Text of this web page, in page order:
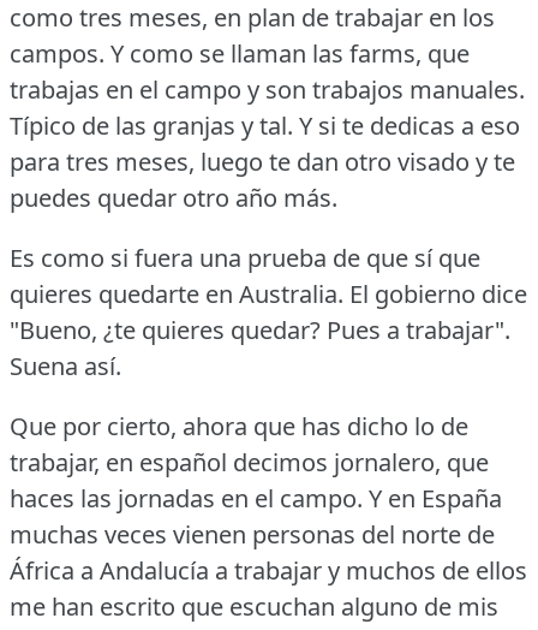
como tres meses, en plan de trabajar en los
campos. Y como se llaman las farms, que
trabajas en el campo y son trabajos manuales.
Típico de las granjas y tal. Y si te dedicas a eso
para tres meses, luego te dan otro visado y te
puedes quedar otro año más.
Es como si fuera una prueba de que sí que
quieres quedarte en Australia. El gobierno dice
"Bueno, ¿te quieres quedar? Pues a trabajar".
Suena así.
Que por cierto, ahora que has dicho lo de
trabajar, en español decimos jornalero, que
haces las jornadas en el campo. Y en España
muchas veces vienen personas del norte de
África a Andalucía a trabajar y muchos de ellos
me han escrito que escuchan alguno de mis